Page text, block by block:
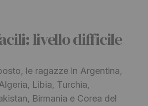
livello difficile
le ragazze in Argentina,
Libia, Turchia,
Birmania e Corea del